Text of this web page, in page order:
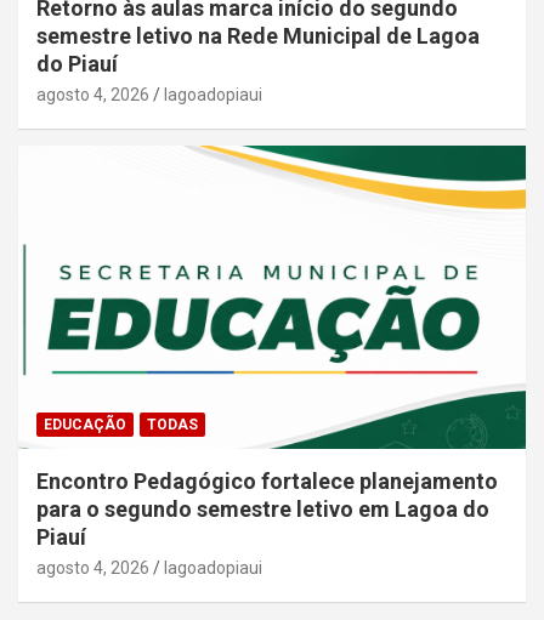
Retorno às aulas marca início do segundo
semestre letivo na Rede Municipal de Lagoa
do Piauí
agosto 4, 2026 lagoadopiaui
EDUCAÇÃO TODAS
Encontro Pedagógico fortalece planejamento
para o segundo semestre letivo em Lagoa do
Piauí
agosto 4, 2026 lagoadopiaui